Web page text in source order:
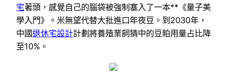
宅著頭，感覺自己的腦袋被強制塞入了一本**《量子美
學入門》。米無望代替大批進口年夜豆。到2030年，
中國退休宅設計計劃將養殖業飼猜中的豆粕用量占比降
至10%。